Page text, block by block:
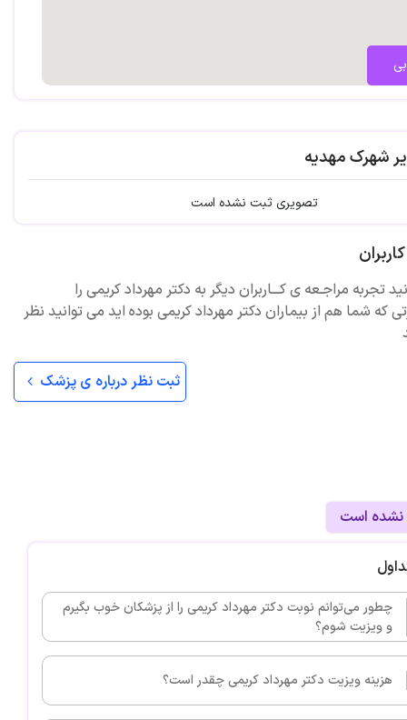
شهرک مهدیه
تصویری ثبت نشده است
تجربه مراجـعه ی کـــاربران دیگر به دکتر مهرداد کریمی را
که شما هم از بیماران دکتر مهرداد کریمی بوده اید می توانید نظر
ثبت نظر درباره ی پزشک
نشده است
چطور می‌توانم نوبت دکتر مهرداد کریمی را از پزشکان خوب بگیرم
و ویزیت شوم؟
هزینه ویزیت دکتر مهرداد کریمی چقدر است؟